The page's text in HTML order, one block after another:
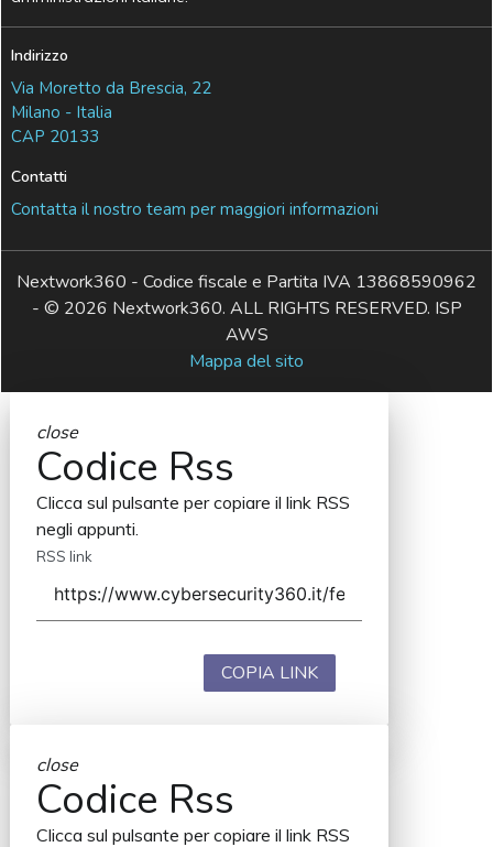
Indirizzo
Via Moretto da Brescia, 22
Milano - Italia
CAP 20133
Contatti
Contatta il nostro team per maggiori informazioni
Nextwork360 - Codice fiscale e Partita IVA 13868590962
- © 2026 Nextwork360. ALL RIGHTS RESERVED. ISP
AWS
Mappa del sito
close
Codice Rss
Clicca sul pulsante per copiare il link RSS
negli appunti.
RSS link
COPIA LINK
close
Codice Rss
Clicca sul pulsante per copiare il link RSS